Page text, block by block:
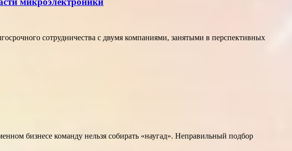
сотрудничества с двумя компаниями, занятыми в перспективных
бизнесе команду нельзя собирать «наугад». Неправильный подбор